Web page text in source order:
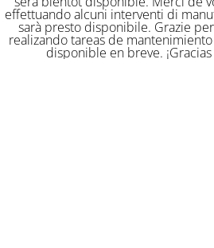
effettuando alcuni interventi di
sarà presto disponibile. Grazie per
realizando tareas de mantenimiento
disponible en breve.